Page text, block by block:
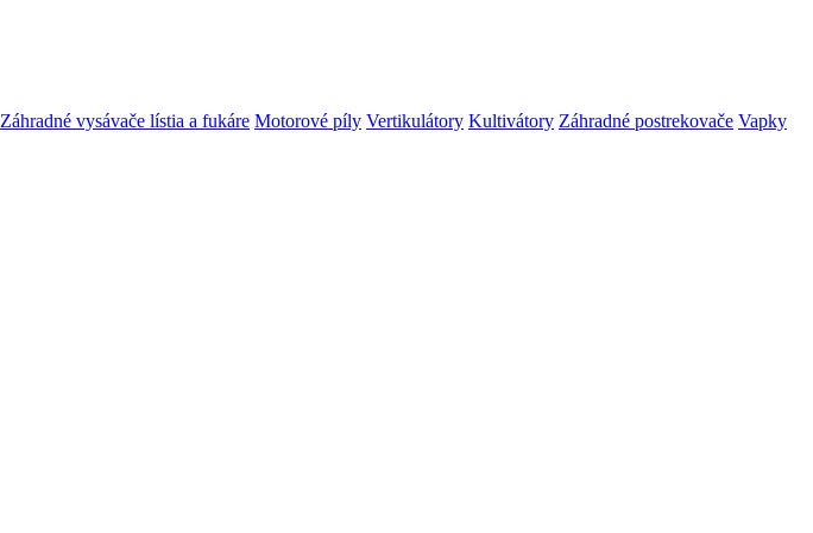
Záhradné vysávače lístia a fukáre Motorové píly Vertikulátory Kultivátory Záhradné postrekovače Vapky